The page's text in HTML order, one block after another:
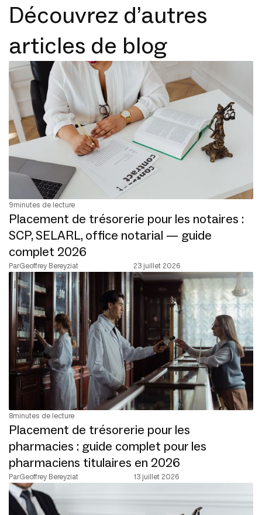
Découvrez d’autres
articles de blog
9minutes de lecture
Placement de trésorerie pour les notaires :
SCP, SELARL, office notarial — guide
complet 2026
ParGeoffrey Bereyziat 23 juillet 2026
8minutes de lecture
Placement de trésorerie pour les
pharmacies : guide complet pour les
pharmaciens titulaires en 2026
ParGeoffrey Bereyziat 13 juillet 2026